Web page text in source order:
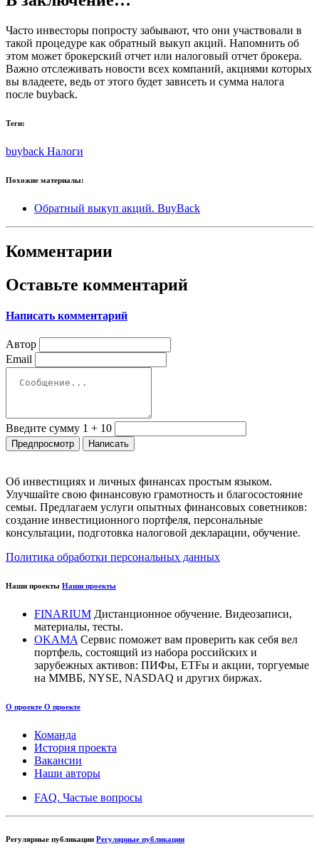
Часто инвесторы попросту забывают, что они участвовали в
такой процедуре как обратный выкуп акций. Напомнить об
этом может брокерский отчет или налоговый отчет брокера.
Важно отслеживать новости всех компаний, акциями которых
вы владеете, ведь от этого будет зависеть и сумма налога
после buyback.
Теги:
buyback Налоги
Похожие материалы:
Обратный выкуп акций. BuyBack
Комментарии
Оставьте комментарий
Написать комментарий
Автор
Email
Введите сумму 1 + 10
Об инвестициях и личных финансах простым языком.
Улучшайте свою финансовую грамотность и благосостояние
семьи. Предлагаем услуги опытных финансовых советников:
создание инвестиционного портфеля, персональные
консультации, подготовка налоговой декларации, обучение.
Политика обработки персональных данных
Наши проекты Наши проекты
FINARIUM Дистанционное обучение. Видеозаписи,
материалы, тесты.
OKAMA Сервис поможет вам проверить как себя вел
портфель, состоящий из набора российских и
зарубежных активов: ПИФы, ETFы и акции, торгуемые
на ММВБ, NYSE, NASDAQ и других биржах.
О проекте О проекте
Команда
История проекта
Вакансии
Наши авторы
FAQ. Частые вопросы
Регулярные публикации Регулярные публикации